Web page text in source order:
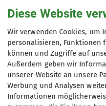
Kostenfreie Teilnahme
Maximale
7
Diese Website
Wir verwenden Cookies, um
personalisieren, Funktionen
können und Zugriffe auf
Außerdem geben wir
unserer Website an unsere
Werbung und Analysen
Informationen